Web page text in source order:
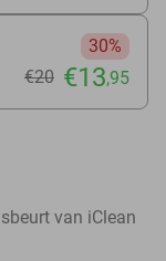
30%
€20 €13,95
van iClean